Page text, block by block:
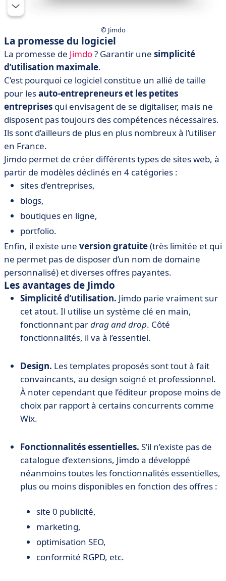
© Jimdo
La promesse du logiciel
La promesse de Jimdo? Garantir une simplicité
d’utilisation maximale.
C’est pourquoi ce logiciel constitue un allié de taille
pour lesauto-entrepreneurs et les petites
entreprises qui envisagent de se digitaliser, mais ne
disposent pas toujours des compétences nécessaires.
Ils sont d’ailleurs de plus en plus nombreux à l’utiliser
en France.
Jimdo permet de créer différents types de sites web, à
partir de modèles déclinés en 4 catégories :
sites d’entreprises,
blogs,
boutiques en ligne,
portfolio.
Enfin, il existe une version gratuite(très limitée et qui
ne permet pas de disposer d’un nom de domaine
personnalisé) et diverses offres payantes.
Les avantages de Jimdo
Simplicité d’utilisation. Jimdo parie vraiment sur
cet atout. Il utilise un système clé en main,
fonctionnant pardrag and drop. Côté
fonctionnalités, il va à l’essentiel.
Design. Les templates proposés sont tout à fait
convaincants, au design soigné et professionnel.
À noter cependant que l’éditeur propose moins de
choix par rapport à certains concurrents comme
Wix.
Fonctionnalités essentielles. S’il n’existe pas de
catalogue d’extensions, Jimdo a développé
néanmoins toutes les fonctionnalités essentielles,
plus ou moins disponibles en fonction des offres :
site 0 publicité,
marketing,
optimisation SEO,
conformité RGPD, etc.